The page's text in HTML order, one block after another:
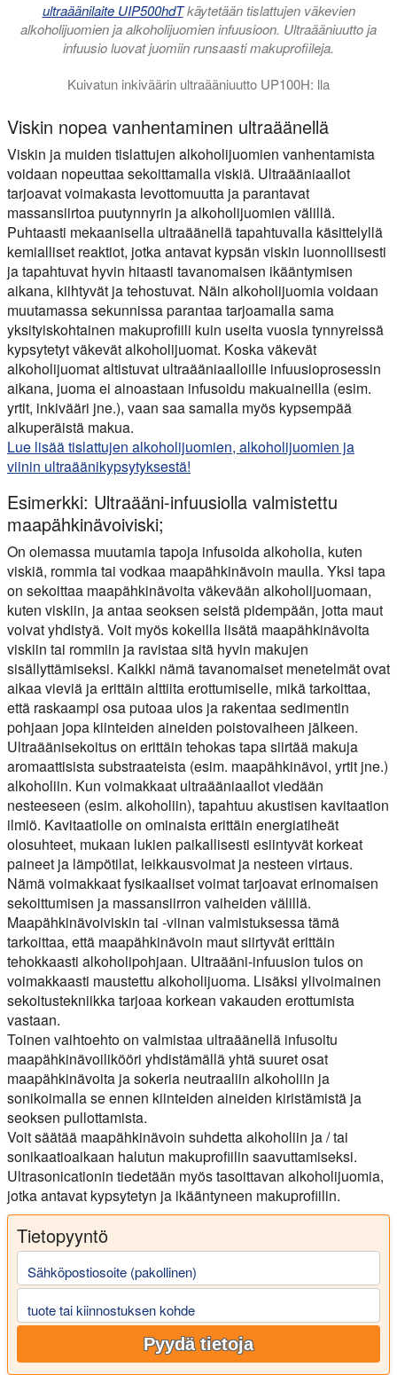
ultraäänilaite UIP500hdTkäytetään tislattujen väkevien
alkoholijuomien ja alkoholijuomien infuusioon. Ultraääniuutto ja
infuusio luovat juomiin runsaasti makuprofiileja.
Kuivatun inkiväärin ultraääniuutto UP100H: lla
Viskin nopea vanhentaminen ultraäänellä
Viskin ja muiden tislattujen alkoholijuomien vanhentamista
voidaan nopeuttaa sekoittamalla viskiä. Ultraääniaallot
tarjoavat voimakasta levottomuutta ja parantavat
massansiirtoa puutynnyrin ja alkoholijuomien välillä.
Puhtaasti mekaanisella ultraäänellä tapahtuvalla käsittelyllä
kemialliset reaktiot, jotka antavat kypsän viskin luonnollisesti
ja tapahtuvat hyvin hitaasti tavanomaisen ikääntymisen
aikana, kiihtyvät ja tehostuvat. Näin alkoholijuomia voidaan
muutamassa sekunnissa parantaa tarjoamalla sama
yksityiskohtainen makuprofiili kuin useita vuosia tynnyreissä
kypsytetyt väkevät alkoholijuomat. Koska väkevät
alkoholijuomat altistuvat ultraääniaalloille infuusioprosessin
aikana, juoma ei ainoastaan infusoidu makuaineilla (esim.
yrtit, inkivääri jne.), vaan saa samalla myös kypsempää
alkuperäistä makua.
Lue lisää tislattujen alkoholijuomien, alkoholijuomien ja
viinin ultraäänikypsytyksestä!
Esimerkki: Ultraääni-infuusiolla valmistettu
maapähkinävoiviski;
On olemassa muutamia tapoja infusoida alkoholia, kuten
viskiä, rommia tai vodkaa maapähkinävoin maulla. Yksi tapa
on sekoittaa maapähkinävoita väkevään alkoholijuomaan,
kuten viskiin, ja antaa seoksen seistä pidempään, jotta maut
voivat yhdistyä. Voit myös kokeilla lisätä maapähkinävoita
viskiin tai rommiin ja ravistaa sitä hyvin makujen
sisällyttämiseksi. Kaikki nämä tavanomaiset menetelmät ovat
aikaa vieviä ja erittäin alttiita erottumiselle, mikä tarkoittaa,
että raskaampi osa putoaa ulos ja rakentaa sedimentin
pohjaan jopa kiinteiden aineiden poistovaiheen jälkeen.
Ultraäänisekoitus on erittäin tehokas tapa siirtää makuja
aromaattisista substraateista (esim. maapähkinävoi, yrtit jne.)
alkoholiin. Kun voimakkaat ultraääniaallot viedään
nesteeseen (esim. alkoholiin), tapahtuu akustisen kavitaation
ilmiö. Kavitaatiolle on ominaista erittäin energiatiheät
olosuhteet, mukaan lukien paikallisesti esiintyvät korkeat
paineet ja lämpötilat, leikkausvoimat ja nesteen virtaus.
Nämä voimakkaat fysikaaliset voimat tarjoavat erinomaisen
sekoittumisen ja massansiirron vaiheiden välillä.
Maapähkinävoiviskin tai -viinan valmistuksessa tämä
tarkoittaa, että maapähkinävoin maut siirtyvät erittäin
tehokkaasti alkoholipohjaan. Ultraääni-infuusion tulos on
voimakkaasti maustettu alkoholijuoma. Lisäksi ylivoimainen
sekoitustekniikka tarjoaa korkean vakauden erottumista
vastaan.
Toinen vaihtoehto on valmistaa ultraäänellä infusoitu
maapähkinävoilikööri yhdistämällä yhtä suuret osat
maapähkinävoita ja sokeria neutraaliin alkoholiin ja
sonikoimalla se ennen kiinteiden aineiden kiristämistä ja
seoksen pullottamista.
Voit säätää maapähkinävoin suhdetta alkoholiin ja / tai
sonikaatioaikaan halutun makuprofiilin saavuttamiseksi.
Ultrasonicationin tiedetään myös tasoittavan alkoholijuomia,
jotka antavat kypsytetyn ja ikääntyneen makuprofiilin.
Tietopyyntö
Sähköpostiosoite (pakollinen)
tuote tai kiinnostuksen kohde
Pyydä tietoja